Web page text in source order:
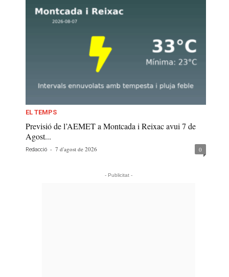
EL TEMPS
Previsió de l’AEMET a Montcada i Reixac avui 7 de
Agost...
Redacció - 7 d'agost de 2026 0
- Publicitat -